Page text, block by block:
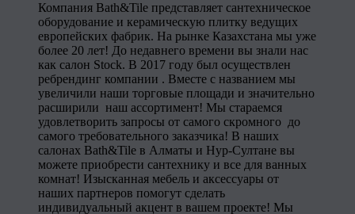
Компания Bath&Tile представляет сантехническое
оборудование и керамическую плитку ведущих
европейских фабрик. На рынке Казахстана мы уже
более 20 лет! До недавнего времени вы знали нас
как салон Stock. В 2017 году был осуществлен
ребрендинг компании . Вместе с названием мы
увеличили наши торговые площади и значительно
расширили наш ассортимент! Мы стараемся
удовлетворить запросы от самого скромного до
самого требовательного заказчика! В наших
салонах Bath&Tile в Алматы и Нур-Султане вы
можете приобрести сантехнику и все для ванных
комнат! Изысканная мебель и аксессуары от
наших партнеров помогут сделать
индивидуальный акцент в вашем проекте! Мы